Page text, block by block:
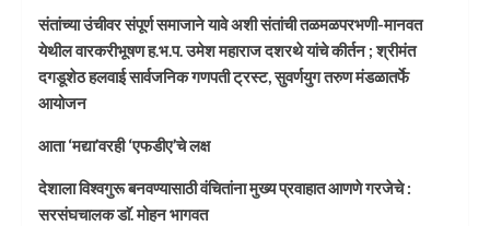
संतांच्या उंचीवर संपूर्ण समाजाने यावे अशी संतांची तळमळपरभणी-मानवत
येथील वारकरीभूषण ह.भ.प. उमेश महाराज दशरथे यांचे कीर्तन ; श्रीमंत
दगडूशेठ हलवाई सार्वजनिक गणपती ट्रस्ट, सुवर्णयुग तरुण मंडळातर्फे
आयोजन
आता ‘मद्या’वरही ‘एफडीए’चे लक्ष
देशाला विश्वगुरू बनवण्यासाठी वंचितांना मुख्य प्रवाहात आणणे गरजेचे :
सरसंघचालक डाॅ. मोहन भागवत